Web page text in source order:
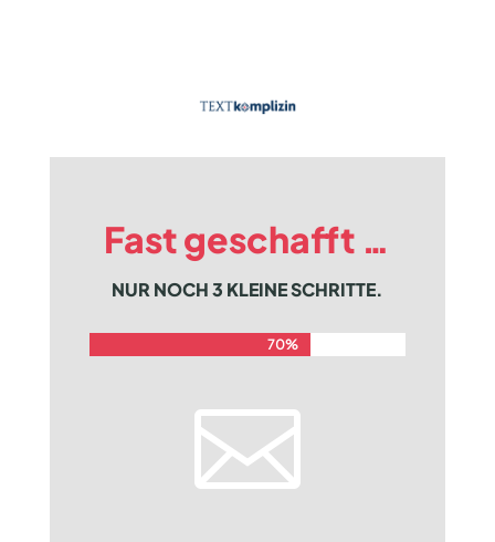
Fast geschafft …
NUR NOCH 3 KLEINE SCHRITTE.
70%
70%
